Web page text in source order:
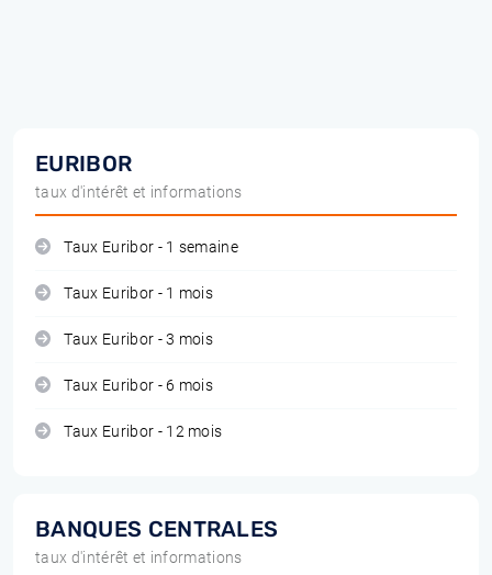
EURIBOR
taux d'intérêt et informations
Taux Euribor - 1 semaine
Taux Euribor - 1 mois
Taux Euribor - 3 mois
Taux Euribor - 6 mois
Taux Euribor - 12 mois
BANQUES CENTRALES
taux d'intérêt et informations